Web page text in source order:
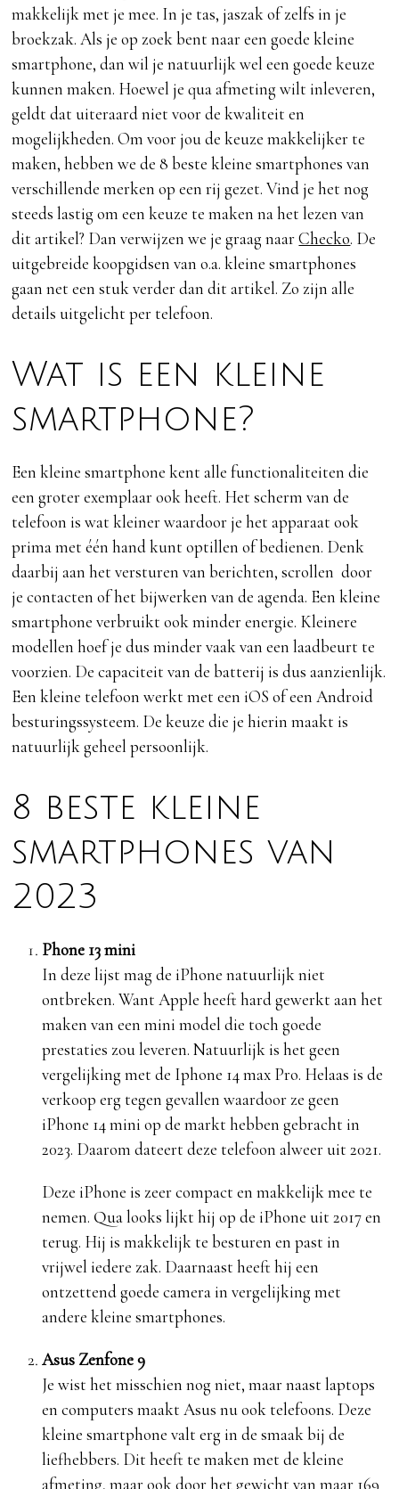
makkelijk met je mee. In je tas, jaszak of zelfs in je
broekzak. Als je op zoek bent naar een goede kleine
smartphone, dan wil je natuurlijk wel een goede keuze
kunnen maken. Hoewel je qua afmeting wilt inleveren,
geldt dat uiteraard niet voor de kwaliteit en
mogelijkheden. Om voor jou de keuze makkelijker te
maken, hebben we de 8 beste kleine smartphones van
verschillende merken op een rij gezet. Vind je het nog
steeds lastig om een keuze te maken na het lezen van
dit artikel? Dan verwijzen we je graag naarChecko. De
uitgebreide koopgidsen van o.a. kleine smartphones
gaan net een stuk verder dan dit artikel. Zo zijn alle
details uitgelicht per telefoon.
Wat is een kleine
smartphone?
Een kleine smartphone kent alle functionaliteiten die
een groter exemplaar ook heeft. Het scherm van de
telefoon is wat kleiner waardoor je het apparaat ook
prima met één hand kunt optillen of bedienen. Denk
daarbij aan het versturen van berichten, scrollen door
je contacten of het bijwerken van de agenda. Een kleine
smartphone verbruikt ook minder energie. Kleinere
modellen hoef je dus minder vaak van een laadbeurt te
voorzien. De capaciteit van de batterij is dus aanzienlijk.
Een kleine telefoon werkt met een iOS of een Android
besturingssysteem. De keuze die je hierin maakt is
natuurlijk geheel persoonlijk.
8 beste kleine
smartphones van
2023
Phone 13 mini
In deze lijst mag de iPhone natuurlijk niet
ontbreken. Want Apple heeft hard gewerkt aan het
maken van een mini model die toch goede
prestaties zou leveren. Natuurlijk is het geen
vergelijking met de Iphone 14 max Pro. Helaas is de
verkoop erg tegen gevallen waardoor ze geen
iPhone 14 mini op de markt hebben gebracht in
2023. Daarom dateert deze telefoon alweer uit 2021.
Deze iPhone is zeer compact en makkelijk mee te
nemen. Qua looks lijkt hij op de iPhone uit 2017 en
terug. Hij is makkelijk te besturen en past in
vrijwel iedere zak. Daarnaast heeft hij een
ontzettend goede camera in vergelijking met
andere kleine smartphones.
Asus Zenfone 9
Je wist het misschien nog niet, maar naast laptops
en computers maakt Asus nu ook telefoons. Deze
kleine smartphone valt erg in de smaak bij de
liefhebbers. Dit heeft te maken met de kleine
afmeting, maar ook door het gewicht van maar 169